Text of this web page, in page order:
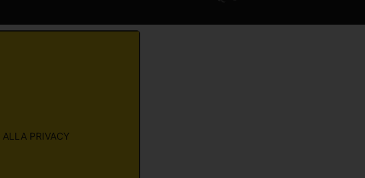
ALLA PRIVACY